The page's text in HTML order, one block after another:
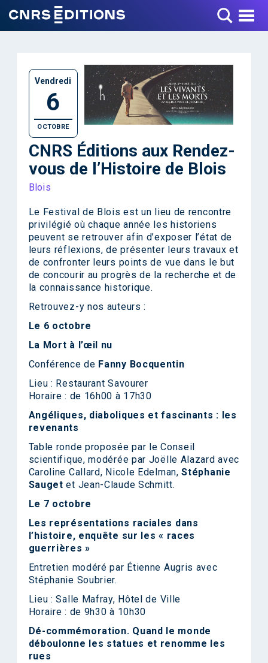
Toggle Menu
Vendredi
6
OCTOBRE
CNRS Éditions aux Rendez-
vous de l’Histoire de Blois
Blois
Le Festival de Blois est un lieu de rencontre
privilégié où chaque année les historiens
peuvent se retrouver afin d’exposer l’état de
leurs réflexions, de présenter leurs travaux et
de confronter leurs points de vue dans le but
de concourir au progrès de la recherche et de
la connaissance historique.
Retrouvez-y nos auteurs :
Le 6 octobre
La Mort à l’œil nu
Conférence de Fanny Bocquentin
Lieu : Restaurant Savourer
Horaire : de 16h00 à 17h30
Angéliques, diaboliques et fascinants : les
revenants
Table ronde proposée par le Conseil
scientifique, modérée par Joëlle Alazard avec
Caroline Callard, Nicole Edelman,Stéphanie
Sauget et Jean-Claude Schmitt.
Le 7 octobre
Les représentations raciales dans
l’histoire, enquête sur les « races
guerrières »
Entretien modéré par Étienne Augris avec
Stéphanie Soubrier.
Lieu : Salle Mafray, Hôtel de Ville
Horaire : de 9h30 à 10h30
Dé-commémoration. Quand le monde
déboulonne les statues et renomme les
rues